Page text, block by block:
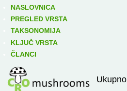
NASLOVNICA
PREGLED VRSTA
TAKSONOMIJA
KLJUČ VRSTA
ČLANCI
Izravno podređene niže